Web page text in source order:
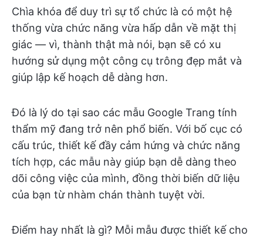
Chìa khóa để duy trì sự tổ chức là có một hệ
thống vừa chức năng vừa hấp dẫn về mặt thị
giác — vì, thành thật mà nói, bạn sẽ có xu
hướng sử dụng một công cụ trông đẹp mắt và
giúp lập kế hoạch dễ dàng hơn.
Đó là lý do tại sao các mẫu Google Trang tính
thẩm mỹ đang trở nên phổ biến. Với bố cục có
cấu trúc, thiết kế đầy cảm hứng và chức năng
tích hợp, các mẫu này giúp bạn dễ dàng theo
dõi công việc của mình, đồng thời biến dữ liệu
của bạn từ nhàm chán thành tuyệt vời.
Điểm hay nhất là gì? Mỗi mẫu được thiết kế cho